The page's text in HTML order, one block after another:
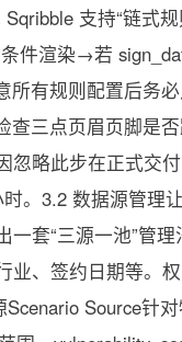
支持“链式
件渲染→若
有规则配置后务
查三点页眉页脚是
忽略此步在正式交
3.2 数据源管理
套“三源一池”管
、签约日期等。
Source针